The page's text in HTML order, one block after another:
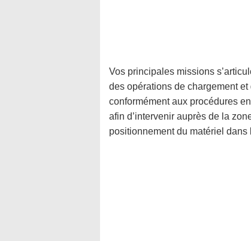
Vos principales missions
des opérations de chargement
conformément aux procédures
afin d’intervenir auprès de la
positionnement du matériel dans